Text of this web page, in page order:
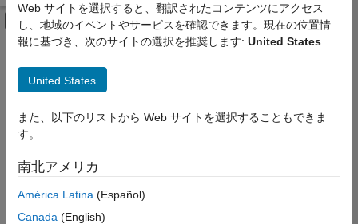
オフキャンバス ナビゲーション メ
メインコンテンツ
絞り込み条件
セールス オペレーション
法務
現
こ
の
Web サイトを選択すると、翻訳されたコンテンツにアクセス
し、地域のイベントやサービスを確認できます。現在の位置情
報に基づき、次のサイトの選択を推奨します: United States
United States
また、以下のリストから Web サイトを選択することもできま
す。
南北アメリカ
América Latina (Español)
Canada (English)